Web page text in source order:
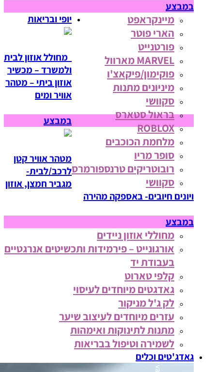
במבצע
מיינקראפט
הארי פוטר
פורטנייט
MARVEL מארוול
פוקימון/פיקאצ'ו
מיניונים מתנות
סקוושי
בראול סטארס
ROBLOX
מלחמת הכוכבים
סופר מריו
רובוטריקים טרנספורמרס
סקוושי
יופי ובריאות
מחולל אוזון לבית
ולמשרד – מכשיר
אוזון ביתי – מטהר
אוויר ומים
במבצע
מטהר אוויר קטן
לרכב/לבית-
מגביר חמצן, אוזון
ויונים חיובים- באספקה מהירה
במבצע
מחוללי אוזון ניידים
אורגונייט – פירמידות ותכשיטים אנרגטיים
בעבודת יד
קלפי טארוט
גאדגטים מיוחדים לעיסוי
לק ג'ל מניקור
עזרים מיוחדים לעיצוב שיער
מתנות לתינוקות ואימהות
לשמירה וטיפול בבריאות
גאדג'טים וכלים